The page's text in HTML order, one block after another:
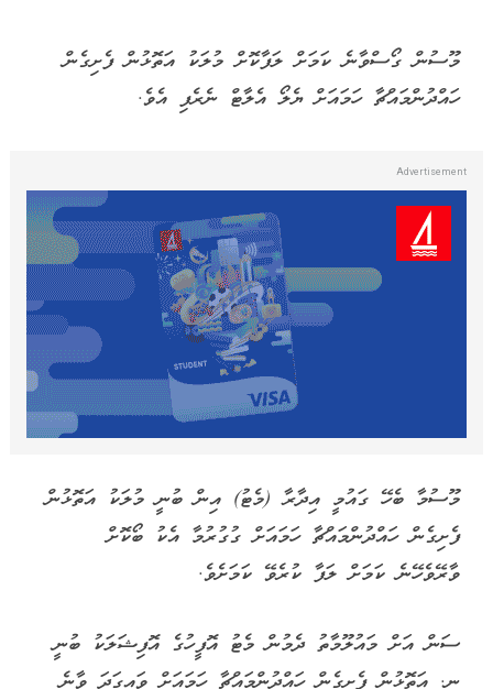
މޫސުން ގޯސްވާނެ ކަމަށް ލަފާކޮށް މުލަކު އަތޮޅުން ފެށިގެން
ހައްދުންމައްޗާ ހަމައަށް ޔެލޯ އެލާޓް ނެރެފި އެވެ.
މޫސުމާ ބެހޭ ގައުމީ އިދާރާ (މެޓު) އިން ބުނީ މުލަކު އަތޮޅުން
ފެށިގެން ހައްދުންމައްޗާ ހަމައަށް ގުގުރުމާ އެކު ބޯކޮށް
ވާރޭވެހޭނެ ކަމަށް ލަފާ ކުރެވޭ ކަމަށެވެ.
ސަން އަށް މައުލޫމާތު ދެމުން މެޓު އޮފީހުގެ އޮފިޝަލަކު ބުނީ
ނ. އަތޮޅުން ފެށިގެން ހައްދުންމައްޗާ ހަމައަށް ވައިގަދަ ވާނެ